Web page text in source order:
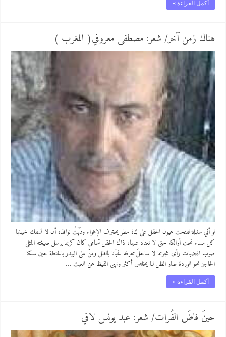
أكمل القراءة »
هناك زمن آخر/ شعر: مصطفى معروفي( المغرب )
لو أني سنبلة لفتحت عيون الحقل على لذة مطر يحترف الإغواء ونبّهْتُ نوافذه أن لا تسفك خيبتها
كل مساء تحت أرائكه حتى لا تعتاد عليها، ذاك الحقل تسامى كان كريما يرسل صيغته المثلى
صوب الهضبات رأى هجرتنا لا ساحلَ تعرفه فحبَانا بالظل ومنَّ على البيدر بالحنطة حين سلكنا
الحاجز نحو الوردة صار الظل لنا يخلص أكثر ونهى القيظ عن العبث …
أكمل القراءة »
حينَ فاضَ الفُرات/ شعر: عبد يونس لافي